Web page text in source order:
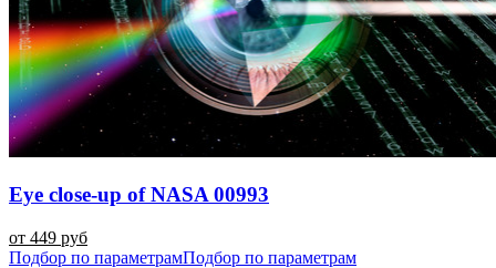
Eye close-up of NASA 00993
от 449 руб
Подбор по параметрамПодбор по параметрам